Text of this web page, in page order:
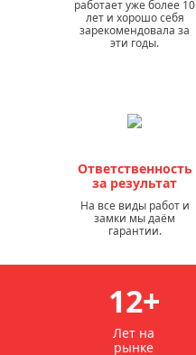
работает уже более 10
лет и хорошо себя
зарекомендовала за
эти годы.
Ответственность
за результат
На все виды работ и
замки мы даём
гарантии.
12+
Лет на
рынке